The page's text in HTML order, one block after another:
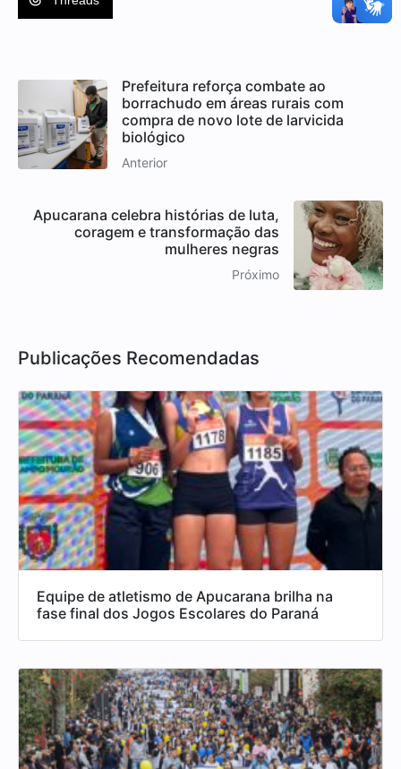
Prefeitura reforça combate ao
borrachudo em áreas rurais com
compra de novo lote de larvicida
biológico
Anterior
Apucarana celebra histórias de luta,
coragem e transformação das
mulheres negras
Próximo
Publicações Recomendadas
Equipe de atletismo de Apucarana brilha na
fase final dos Jogos Escolares do Paraná